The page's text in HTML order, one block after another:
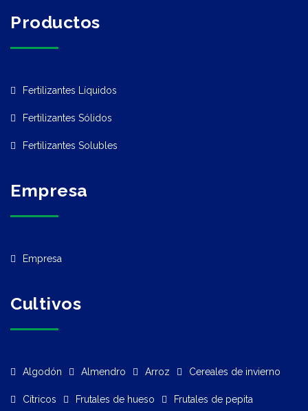
Productos
Fertilizantes Líquidos
Fertilizantes Sólidos
Fertilizantes Solubles
Empresa
Empresa
Cultivos
Algodón Almendro Arroz Cereales de invierno
Cítricos Frutales de hueso Frutales de pepita